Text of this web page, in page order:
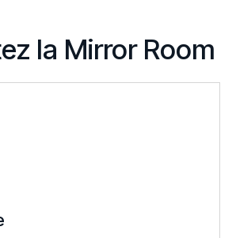
la Mirror Room